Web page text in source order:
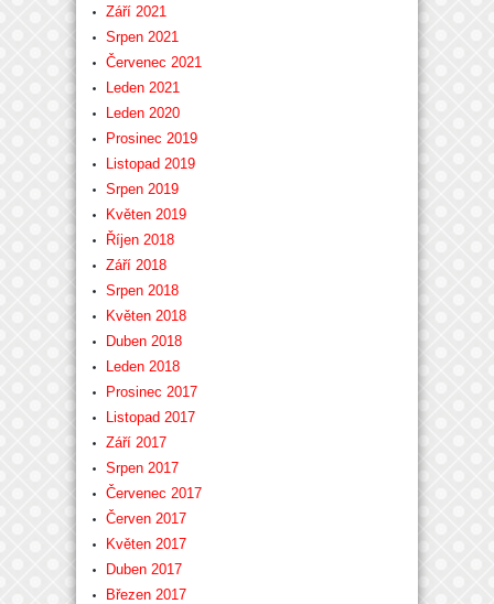
Září 2021
Srpen 2021
Červenec 2021
Leden 2021
Leden 2020
Prosinec 2019
Listopad 2019
Srpen 2019
Květen 2019
Říjen 2018
Září 2018
Srpen 2018
Květen 2018
Duben 2018
Leden 2018
Prosinec 2017
Listopad 2017
Září 2017
Srpen 2017
Červenec 2017
Červen 2017
Květen 2017
Duben 2017
Březen 2017